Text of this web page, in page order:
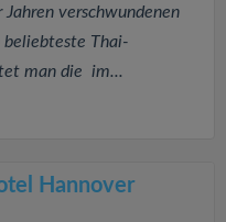
verschwundenen
beliebteste Thai-
man die im...
Hannover